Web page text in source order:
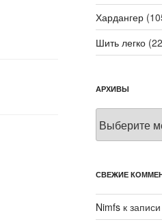
Хардангер
Шить легко
АРХИВЫ
СВЕЖИЕ
Nimfsк